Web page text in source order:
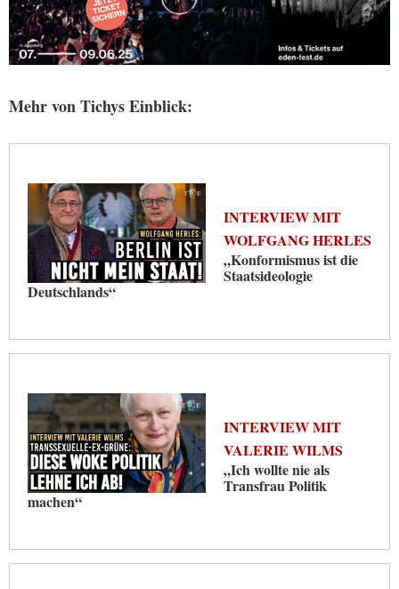
Mehr von Tichys Einblick:
INTERVIEW MIT
WOLFGANG HERLES
„Konformismus ist die
Staatsideologie
Deutschlands“
INTERVIEW MIT
VALERIE WILMS
„Ich wollte nie als
Transfrau Politik
machen“